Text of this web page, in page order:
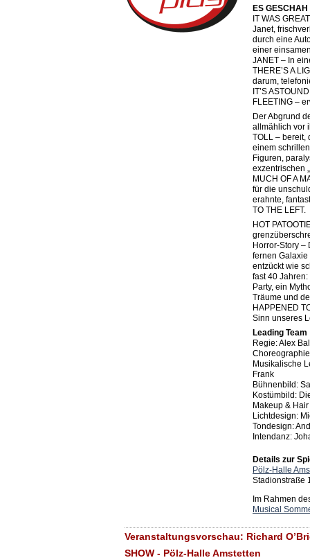
ES
IT WAS
Janet,
durch eine
einer
JANET – In
THERE’S A
darum,
IT’S
FLEETING –
Der Abgrund
allmählich vor
TOLL – bereit,
einem
Figuren,
exzentrischen
MUCH OF A
für die
erahnte,
TO THE LEFT.
HOT
Horror-Story –
fernen
entzückt wie
fast 40
Party, ein
Träume und
HAPPENED
Sinn unseres
Leading Team
Regie: Alex
Musikalische
Frank
Bühnenbild:
Kostümbild:
Makeup &
Lichtdesign:
Tondesign:
Intendanz:
Details zur
Pölz-Halle
Stadionstraße
Im Rahmen
Musical
Veranstaltungsvorschau: Richard
SHOW - Pölz-Halle Amstetten